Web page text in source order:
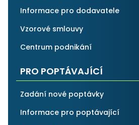
Informace pro dodavatele
Vzorové smlouvy
Centrum podnikání
PRO POPTÁVAJÍCÍ
Zadání nové poptávky
Informace pro poptávající